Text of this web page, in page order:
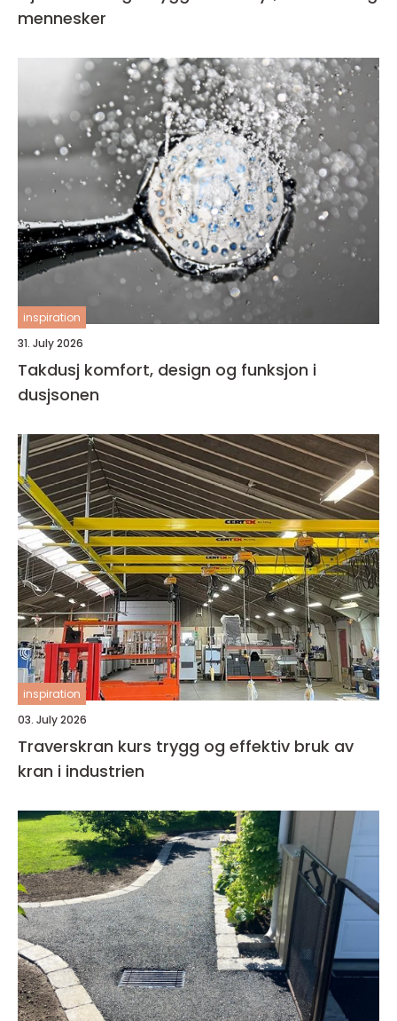
mennesker
inspiration
31. July 2026
Takdusj komfort, design og funksjon i
dusjsonen
inspiration
03. July 2026
Traverskran kurs trygg og effektiv bruk av
kran i industrien